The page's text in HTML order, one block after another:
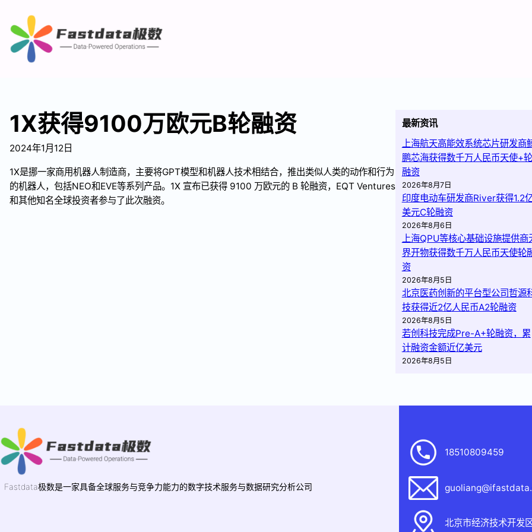
1X获得9100万欧元B轮融资
2024年1月12日
1X是挪一家商用机器人制造商，主要将GPT模型和机器人技术相结合，推出类似人类的动作和行为
的机器人，包括NEO和EVE等系列产品。1X 宣布已获得 9100 万欧元的 B 轮融资，EQT Ventures
和其他知名全球投资者参与了此次融资。
最新资讯
上海航天高能效系统芯片研发商
鹏芯海获得数千万人民币天使+轮
融资
2026年8月7日
印度电动车研发商River获得1.2
美元C轮融资
2026年8月6日
上海QPU等核心基础设施提供商
界开物获得数千万人民币天使轮
资
2026年8月5日
北京医药创新的平台型公司哲源
技获得近2亿人民币A2轮融资
2026年8月5日
若创科技完成Pre-A+轮融资，累
计融资金额近亿美元
2026年8月5日
Fastdata极数是一家具备全球服务与竞争力能力的数字技术服务与数据研究分析公司
18510809459
北京市经济技术开发